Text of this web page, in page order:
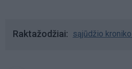
Raktažodžiai sąjūdžio